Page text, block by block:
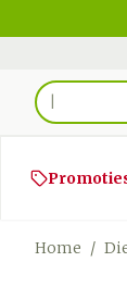
Product,
Home /